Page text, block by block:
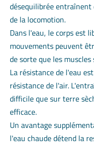
désequilibrée
de la locomotion.
Dans l'eau, le corps est
mouvements peuvent
de sorte que les
La résistance de l'eau
résistance de l'air.
difficile que sur terre
efficace.
Un avantage
l'eau chaude détend la